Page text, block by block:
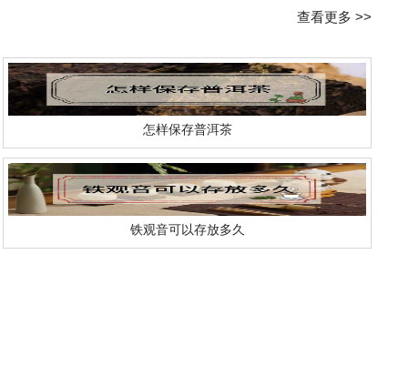
查看更多 >>
怎样保存普洱茶
铁观音可以存放多久